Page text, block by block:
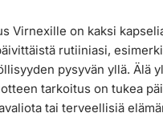
Virnexille on kaksi
rutiiniasi,
pysyvän yllä. Älä
tarkoitus on tukea
tai terveellisiä